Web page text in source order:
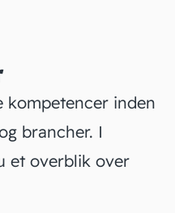
inden
brancher. I
et overblik over